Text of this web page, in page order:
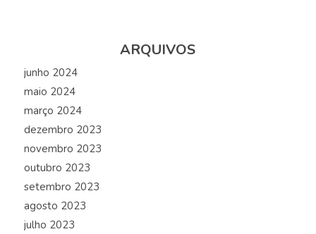
ARQUIVOS
junho 2024
maio 2024
março 2024
dezembro 2023
novembro 2023
outubro 2023
setembro 2023
agosto 2023
julho 2023